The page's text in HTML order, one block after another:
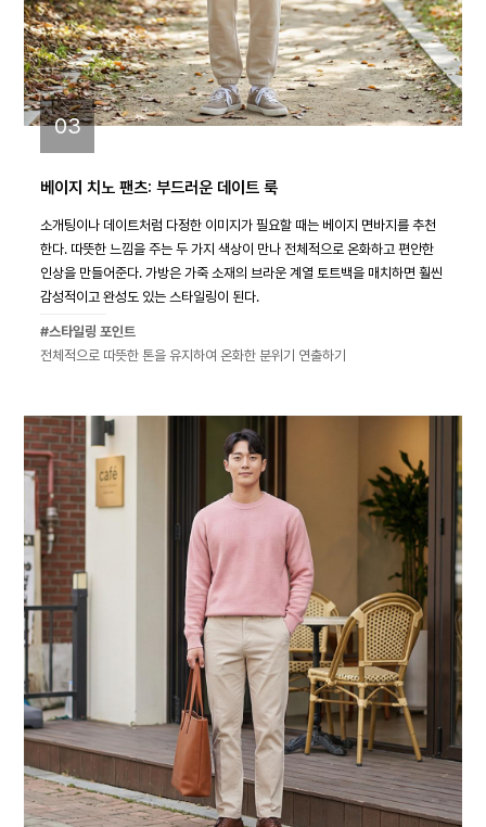
03
베이지 치노 팬츠: 부드러운 데이트 룩
소개팅이나 데이트처럼 다정한 이미지가 필요할 때는 베이지 면바지를 추천
한다. 따뜻한 느낌을 주는 두 가지 색상이 만나 전체적으로 온화하고 편안한
인상을 만들어준다. 가방은 가죽 소재의 브라운 계열 토트백을 매치하면 훨씬
감성적이고 완성도 있는 스타일링이 된다.
#스타일링 포인트
전체적으로 따뜻한 톤을 유지하여 온화한 분위기 연출하기